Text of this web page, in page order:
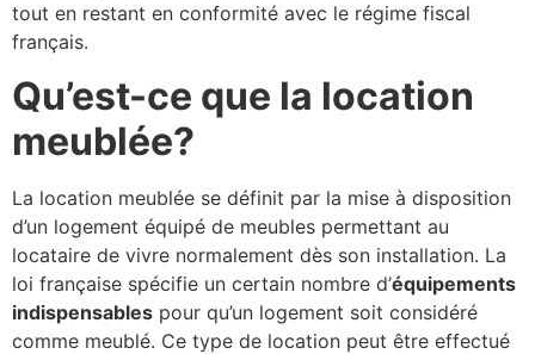
tout en restant en conformité avec le régime fiscal
français.
Qu’est-ce que la location
meublée?
La location meublée se définit par la mise à disposition
d’un logement équipé de meubles permettant au
locataire de vivre normalement dès son installation. La
loi française spécifie un certain nombre d’équipements
indispensables pour qu’un logement soit considéré
comme meublé. Ce type de location peut être effectué